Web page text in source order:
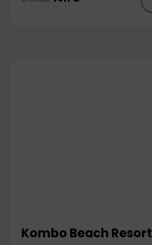
Kombo Beach Resort